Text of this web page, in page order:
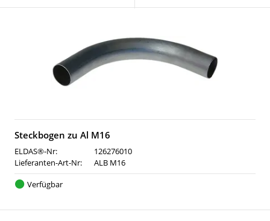
Steckbogen zu Al M16
ELDAS®-Nr:
126276010
Lieferanten-Art-Nr:
ALB M16
Verfügbar